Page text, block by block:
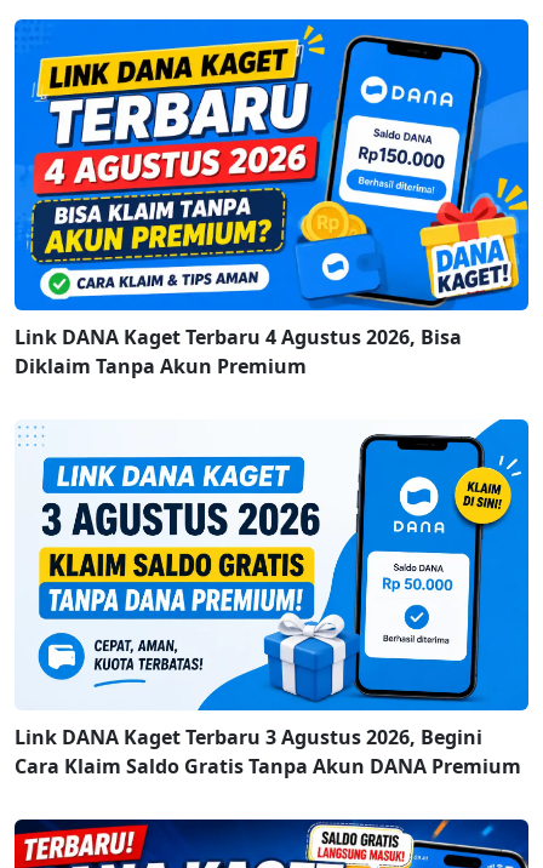
Link DANA Kaget Terbaru 4 Agustus 2026, Bisa
Diklaim Tanpa Akun Premium
Link DANA Kaget Terbaru 3 Agustus 2026, Begini
Cara Klaim Saldo Gratis Tanpa Akun DANA Premium